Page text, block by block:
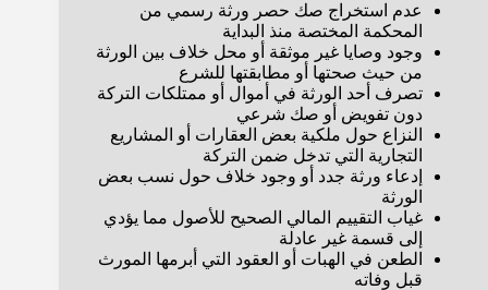
عدم استخراج صك حصر ورثة رسمي من
المحكمة المختصة منذ البداية
وجود وصايا غير موثقة أو محل خلاف بين الورثة
من حيث صحتها أو مطابقتها للشرع
تصرف أحد الورثة في أموال أو ممتلكات التركة
دون تفويض أو صك شرعي
النزاع حول ملكية بعض العقارات أو المشاريع
التجارية التي تدخل ضمن التركة
إدعاء ورثة جدد أو وجود خلاف حول نسب بعض
الورثة
غياب التقييم المالي الصحيح للأصول مما يؤدي
إلى قسمة غير عادلة
الطعن في الهبات أو العقود التي أبرمها المورث
قبل وفاته